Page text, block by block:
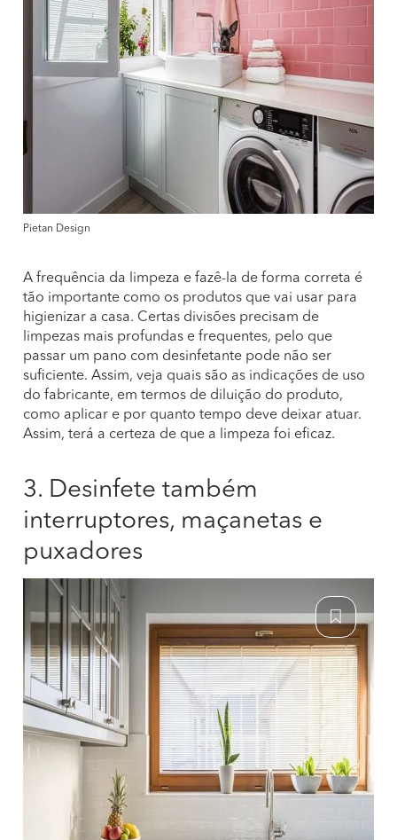
Pietan Design
A frequência da limpeza e fazê-la de forma correta é
tão importante como os produtos que vai usar para
higienizar a casa. Certas divisões precisam de
limpezas mais profundas e frequentes, pelo que
passar um pano com desinfetante pode não ser
suficiente. Assim, veja quais são as indicações de uso
do fabricante, em termos de diluição do produto,
como aplicar e por quanto tempo deve deixar atuar.
Assim, terá a certeza de que a limpeza foi eficaz.
3. Desinfete também
interruptores, maçanetas e
puxadores